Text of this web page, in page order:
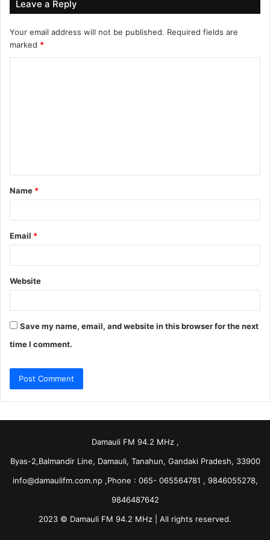
Leave a Reply
Your email address will not be published. Required fields are
marked *
t
*
Name *
Email *
Website
Save my name, email, and website in this browser for the next
time I comment.
Damauli FM 94.2 MHz ,
Byas-2,Balmandir Line, Damauli, Tanahun, Gandaki Pradesh, 33900
info@damaulifm.com.np,Phone : 065- 065564781 , 9846055278,
9846487642
2023 © Damauli FM 94.2 MHz | All rights reserved.